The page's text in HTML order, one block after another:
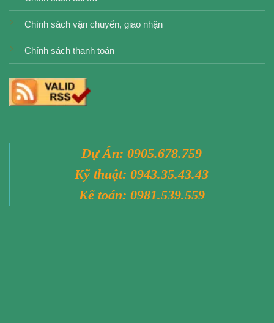
Chính sách vận chuyển, giao nhận
Chính sách thanh toán
Dự Án: 0905.678.759
Kỹ thuật: 0943.35.43.43
Kế toán: 0981.539.559